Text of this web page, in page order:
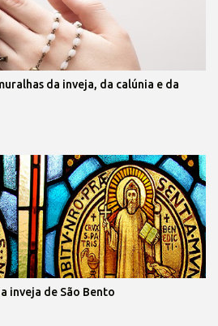
da inveja, da calúnia e da
inveja de São Bento